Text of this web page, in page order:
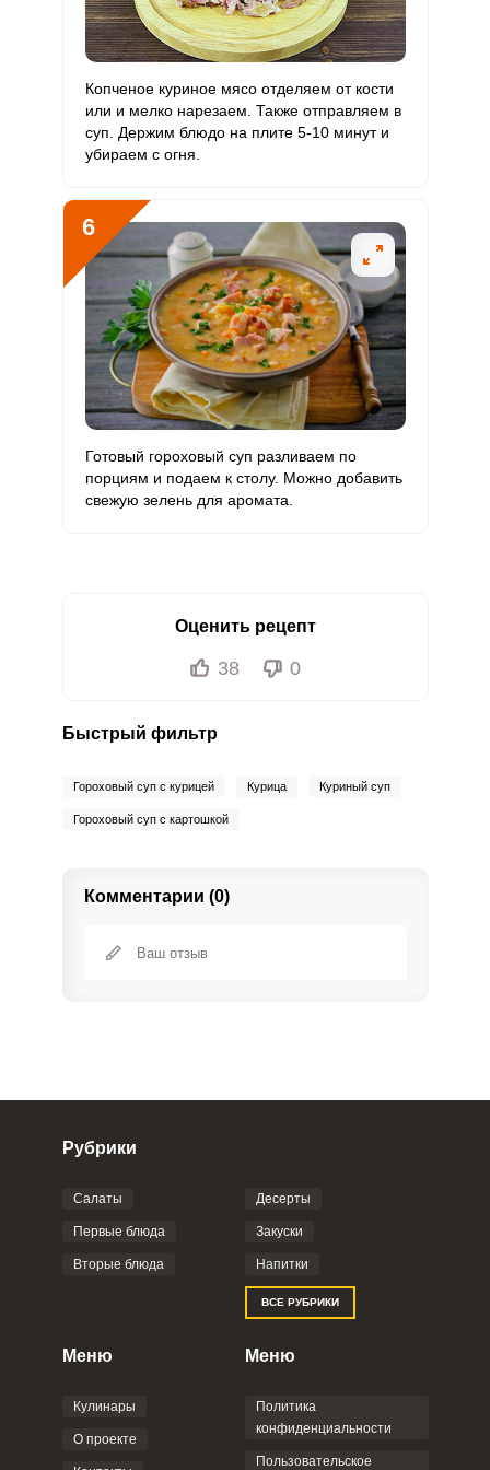
Цинк 16.7 мг 12 мг 7.7 23.2
Бор 1345 мкг 1200 мкг 6.2 18.7
Ванадий 294.3 мкг 20 мкг 81.3 245.3
Молибден 156.3 мкг
Копченое куриное мясо отделяем от кости
или и мелко нарезаем. Также отправляем в
суп. Держим блюдо на плите 5-10 минут и
убираем с огня.
6
Готовый гороховый суп разливаем по
порциям и подаем к столу. Можно добавить
свежую зелень для аромата.
Оценить рецепт
38 0
Быстрый фильтр
Гороховый суп с курицей Курица Куриный суп
Гороховый суп с картошкой
Комментарии (0)
Фото до 4 шт, до 5 mb
Отправляя эту форму, вы соглашаетесь с
Политикой
Пользовательским
соглашением
Рубрики
Салаты
Первые блюда
Вторые блюда
Десерты
Закуски
Напитки
ВСЕ РУБРИКИ
Меню
Кулинары
О проекте
Меню
Политика
конфиденциальности
Пользовательское